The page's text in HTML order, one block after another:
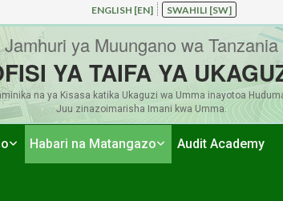
ENGLISH [EN] SWAHILI [SW]
Jamhuri ya Muungano wa Tanzania
YA TAIFA YA
na ya Kisasa katika Ukaguzi wa Umma inayotoa
Juu zinazoimarisha Imani kwa Umma.
Habari na Matangazo Audit Academy